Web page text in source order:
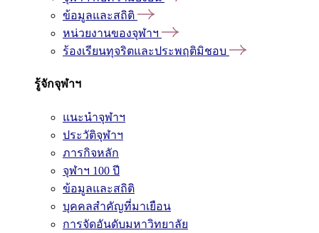
ข้อมูลและสถิติ
หน่วยงานของจุฬาฯ
ร้องเรียนทุจริตและประพฤติมิชอบ
รู้จักจุฬาฯ
แนะนำจุฬาฯ
ประวัติจุฬาฯ
ภารกิจหลัก
จุฬาฯ 100 ปี
ข้อมูลและสถิติ
บุคคลสำคัญที่มาเยือน
การจัดอันดับมหาวิทยาลัย